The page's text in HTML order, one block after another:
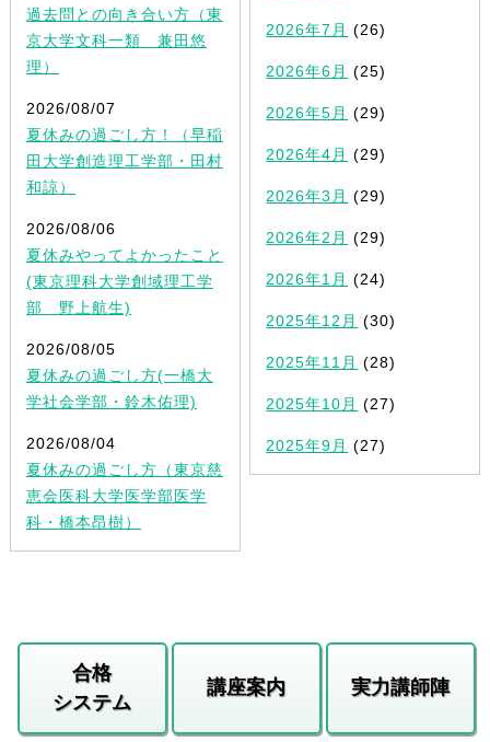
過去問との向き合い方（東
京大学文科一類 兼田悠
理）
2026/08/07
夏休みの過ごし方！（早稲
田大学創造理工学部・田村
和諒）
2026/08/06
夏休みやってよかったこと
(東京理科大学創域理工学
部 野上航生)
2026/08/05
夏休みの過ごし方(一橋大
学社会学部・鈴木佑理)
2026/08/04
夏休みの過ごし方（東京慈
恵会医科大学医学部医学
科・橋本昂樹）
2026年7月 (26)
2026年6月 (25)
2026年5月 (29)
2026年4月 (29)
2026年3月 (29)
2026年2月 (29)
2026年1月 (24)
2025年12月 (30)
2025年11月 (28)
2025年10月 (27)
2025年9月 (27)
合格
システム
講座案内 実力講師陣